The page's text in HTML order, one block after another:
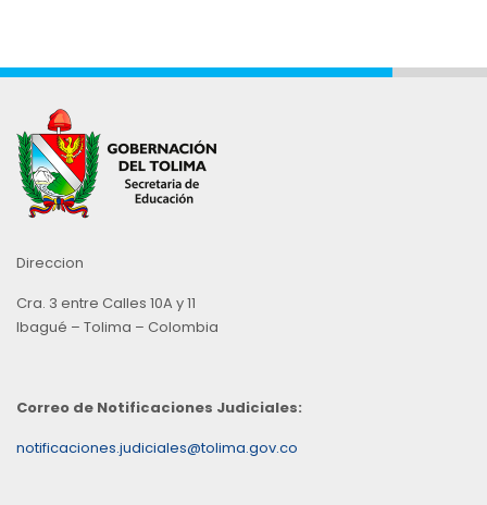
Direccion
Cra. 3 entre Calles 10A y 11
Ibagué – Tolima – Colombia
Correo de Notificaciones Judiciales:
notificaciones.judiciales@tolima.gov.co